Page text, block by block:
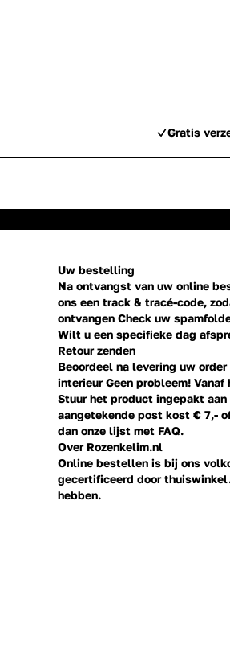
Gratis
Uw bestelling
Na ontvangst van uw online
ons een track & tracé-code,
ontvangen Check uw
Wilt u een specifieke dag
Retour zenden
Beoordeel na levering uw
interieur Geen probleem!
Stuur het product ingepakt
aangetekende post kost € 7,-
dan onze lijst met FAQ.
Over Rozenkelim.nl
Online bestellen is bij ons
gecertificeerd door
hebben.